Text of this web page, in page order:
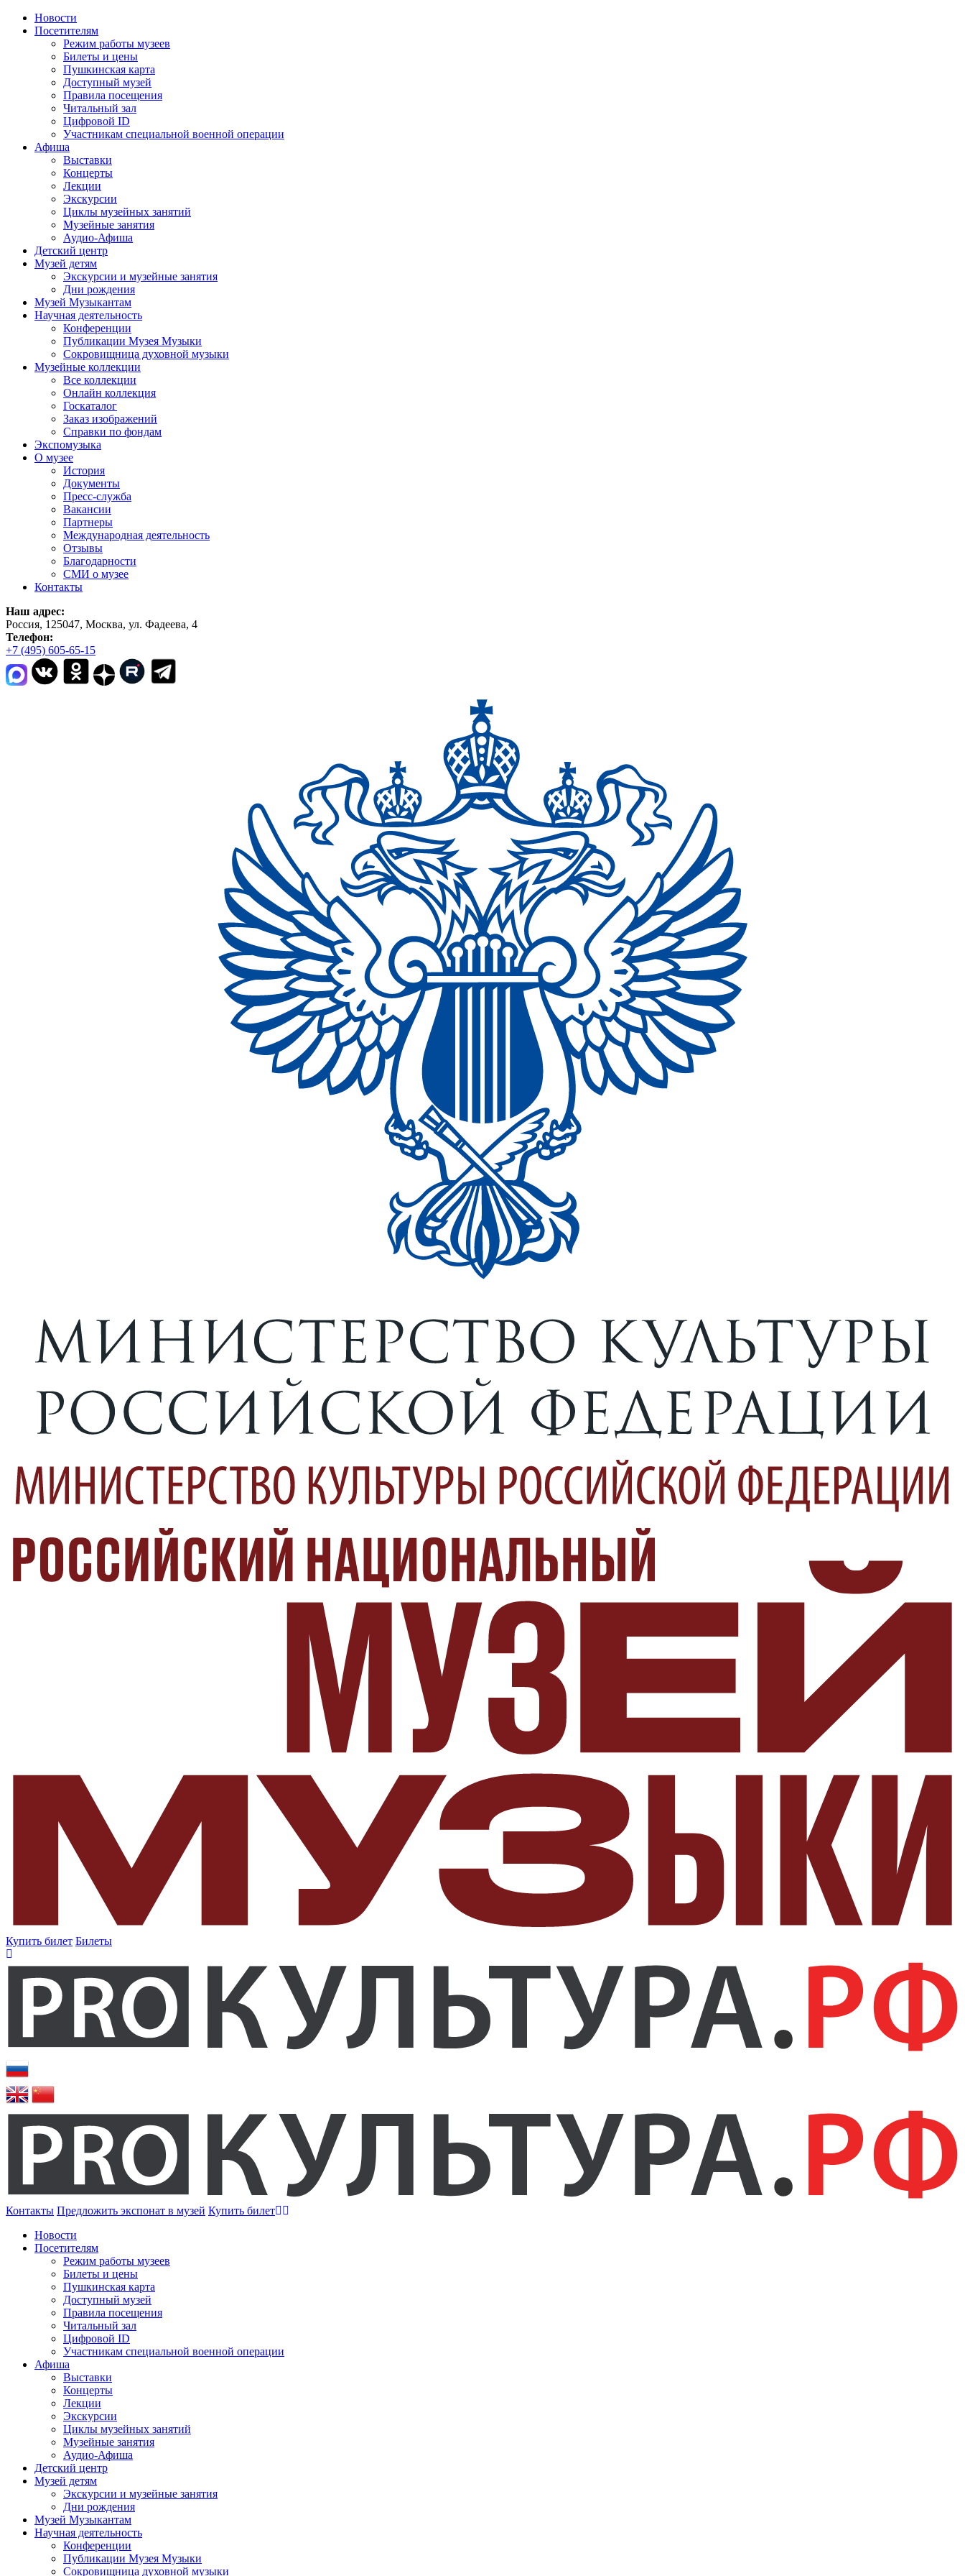
Новости
Посетителям
Режим работы музеев
Билеты и цены
Пушкинская карта
Доступный музей
Правила посещения
Читальный зал
Цифровой ID
Участникам специальной военной операции
Афиша
Выставки
Концерты
Лекции
Экскурсии
Циклы музейных занятий
Музейные занятия
Аудио-Афиша
Детский центр
Музей детям
Экскурсии и музейные занятия
Дни рождения
Музей Музыкантам
Научная деятельность
Конференции
Публикации Музея Музыки
Сокровищница духовной музыки
Музейные коллекции
Все коллекции
Онлайн коллекция
Госкаталог
Заказ изображений
Справки по фондам
Экспомузыка
О музее
История
Документы
Пресс-служба
Вакансии
Партнеры
Международная деятельность
Отзывы
Благодарности
СМИ о музее
Контакты
Наш адрес:
Россия, 125047, Москва, ул. Фадеева, 4
Телефон:
+7 (495) 605-65-15
Купить билет Билеты
Контакты Предложить экспонат в музей Купить билет
Новости
Посетителям
Режим работы музеев
Билеты и цены
Пушкинская карта
Доступный музей
Правила посещения
Читальный зал
Цифровой ID
Участникам специальной военной операции
Афиша
Выставки
Концерты
Лекции
Экскурсии
Циклы музейных занятий
Музейные занятия
Аудио-Афиша
Детский центр
Музей детям
Экскурсии и музейные занятия
Дни рождения
Музей Музыкантам
Научная деятельность
Конференции
Публикации Музея Музыки
Сокровищница духовной музыки